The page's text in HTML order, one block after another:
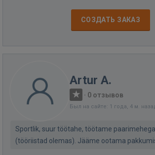
СОЗДАТЬ ЗАКАЗ
Artur A.
· 0 отзывов
Был на сайте: 1 года, 4 м.
Sportlik, suur töötahe, töötame
(tööriistad olemas). Jääme ootama